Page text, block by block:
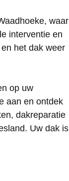
waar
interventie en
het dak weer
op uw
aan en ontdek
dakreparatie
Uw dak is